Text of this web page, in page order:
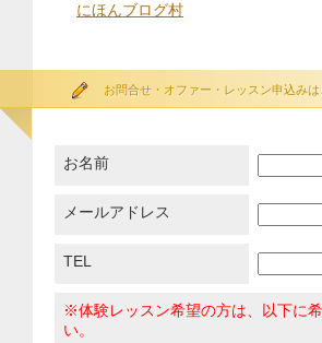
にほんブログ村
お問合せ・オファー・レッスン申込み
お名前
メールアドレス
TEL
※体験レッスン希望の方は、以下に
い。